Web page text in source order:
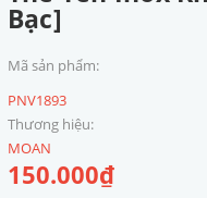
Bạc]
Mã sản phẩm:
PNV1893
Thương hiệu:
MOAN
150.000₫